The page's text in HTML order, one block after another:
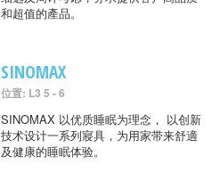
和超值的產品。
SINOMAX
位置: L3 5 - 6
SINOMAX 以优质睡眠为理念， 以创新
技术设计一系列寢具，为用家带来舒適
及健康的睡眠体验。